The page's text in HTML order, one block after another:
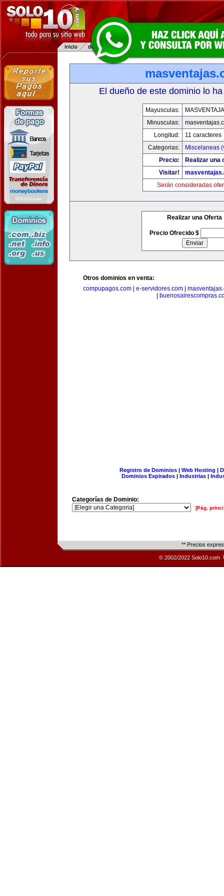
El dueño de este dominio lo
Mayusculas:
Minusculas:
Longitud:
11 caracteres
Categorias:
Miscelaneas
Precio:
Realizar una
Visitar!
Serán consideradas
Realizar una Oferta
Precio Ofrecido $
Otros dominios en venta:
compupagos.com
e-servidores.com
Registro de Dominios| Web Hosting |
Dominios Expirados | Industrias |
Categorías de Dominio:
[Pág.
** Precios
© 2002/2022 Solo10.com